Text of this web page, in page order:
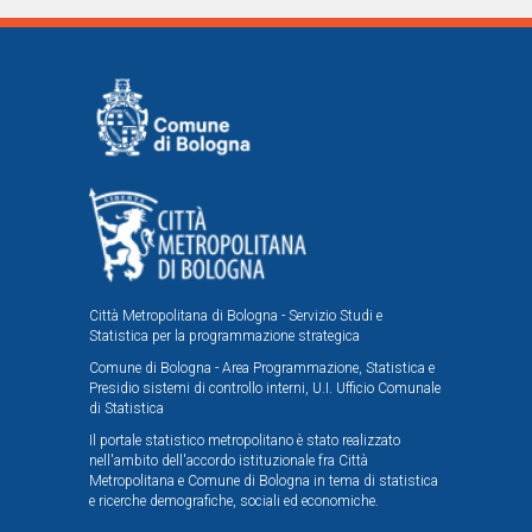
Città Metropolitana di Bologna - Servizio Studi e
Statistica per la programmazione strategica
Comune di Bologna - Area Programmazione, Statistica e
Presidio sistemi di controllo interni, U.I. Ufficio Comunale
di Statistica
Il portale statistico metropolitano è stato realizzato
nell'ambito dell'accordo istituzionale fra Città
Metropolitana e Comune di Bologna in tema di statistica
e ricerche demografiche, sociali ed economiche.